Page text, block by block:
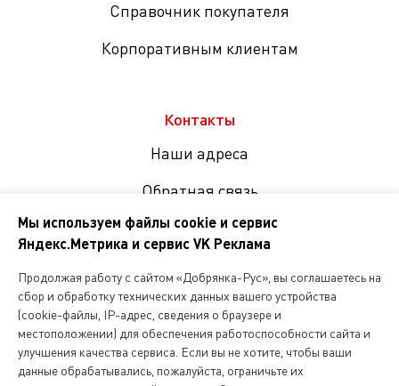
Справочник покупателя
Корпоративным клиентам
Контакты
Наши адреса
Обратная связь
соцсетях
Копирование и любое другое использование информации,
размещенной на сайте Dobryanka-rus.ru
допускается исключительно с письменного разрешения ООО
Мы используем файлы cookie и сервис
Яндекс.Метрика и сервис VK Реклама
Продолжая работу с сайтом «Добрянка-Рус», вы соглашаетесь на
сбор и обработку технических данных вашего устройства
(cookie-файлы, IP-адрес, сведения о браузере и
местоположении) для обеспечения работоспособности сайта и
улучшения качества сервиса. Если вы не хотите, чтобы ваши
данные обрабатывались, пожалуйста, ограничьте их